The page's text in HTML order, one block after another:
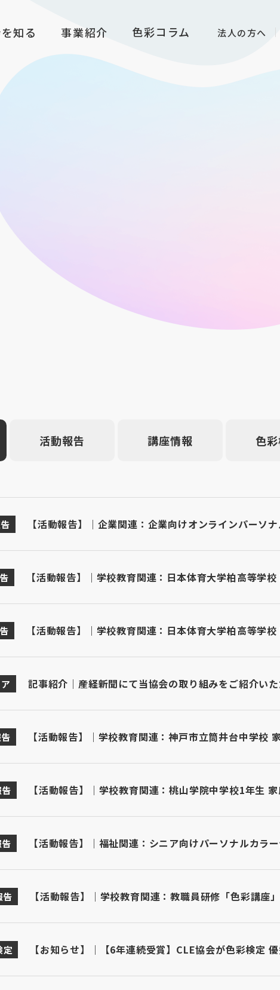
知る 事業紹介 色彩コラム 法人の方へ
活動報告 講座情報 色
【活動報告】｜企業関連：企業向けオンラインパーソ
【活動報告】｜学校教育関連：日本体育大学柏高等学
【活動報告】｜学校教育関連：日本体育大学柏高等学
記事紹介｜産経新聞にて当協会の取り組みをご紹介い
【活動報告】｜学校教育関連：神戸市立筒井台中学校
【活動報告】｜学校教育関連：桃山学院中学校1年生
【活動報告】｜福祉関連：シニア向けパーソナルカラ
告 【活動報告】｜学校教育関連：教職員研修「色彩講座」
定 【お知らせ】｜【6年連続受賞】CLE協会が色彩検定